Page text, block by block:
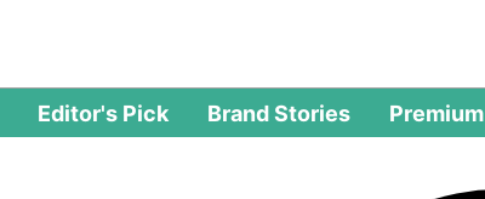
Editor's Pick Brand Stories Premium